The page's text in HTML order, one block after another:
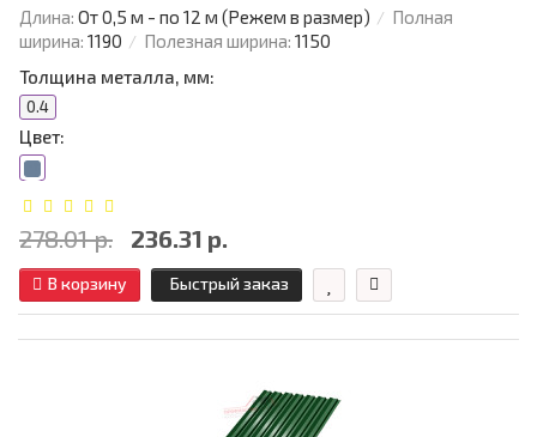
Длина: От 0,5 м - по 12 м (Режем в размер)
Полная
ширина: 1190 Полезная ширина: 1150
Толщина металла, мм:
0.4
Цвет:
278.01 р. 236.31 р.
В корзину Быстрый заказ